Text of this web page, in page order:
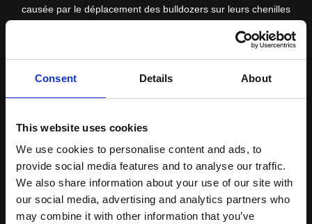
Consent Details About
This website uses cookies
We use cookies to personalise content and ads, to
provide social media features and to analyse our traffic.
We also share information about your use of our site with
our social media, advertising and analytics partners who
may combine it with other information that you’ve
causée par le déplacement des bulldozers sur leurs chenilles
en troisième est éliminée. En outre, comme il devient facile
de mener vos machines lourdes à l’atelier de maintenance,
dans des conditions contrôlées, ce qui réduit aussi le besoin
de procéder à une intervention d’entretien sur site ou une
Ainsi, vous économisez sur les coûts d’entretien et vous